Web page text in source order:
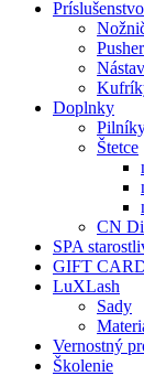
Príslušenstvo
Pusher
Doplnky
Štetce
CN
SPA
GIFT
LuXLash
Sady
Vernostný
Školenie